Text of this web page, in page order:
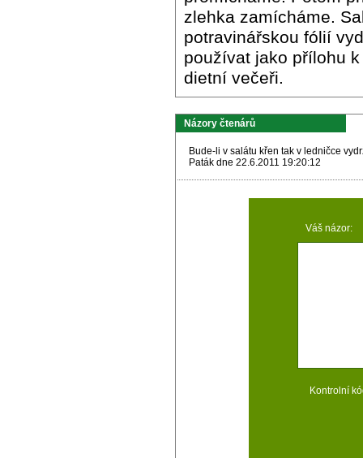
zlehka zamícháme.
potravinářskou fólií
používat jako přílohu
dietní večeři.
Názory čtenárů
Bude-li v salátu křen tak v ledničce
Paták dne 22.6.2011 19:20:12
Váš názor:
Kontrolní